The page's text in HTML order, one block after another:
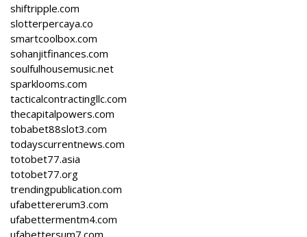
shiftripple.com
slotterpercaya.co
smartcoolbox.com
sohanjitfinances.com
soulfulhousemusic.net
sparklooms.com
tacticalcontractingllc.com
thecapitalpowers.com
tobabet88slot3.com
todayscurrentnews.com
totobet77.asia
totobet77.org
trendingpublication.com
ufabettererum3.com
ufabettermentm4.com